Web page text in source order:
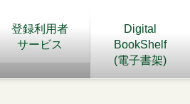
登録利用者
サービス
Digital
BookShelf
(電子書架)